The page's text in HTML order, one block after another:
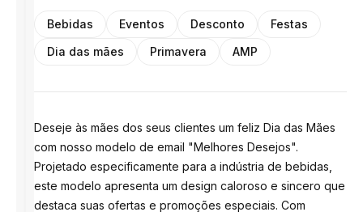
Bebidas Eventos Desconto
Festas
Dia das mães
Primavera AMP
Deseje às mães dos seus clientes um feliz Dia das Mães
com nosso modelo de email "Melhores Desejos".
Projetado especificamente para a indústria de bebidas,
este modelo apresenta um design caloroso e sincero que
destaca suas ofertas e promoções especiais. Com